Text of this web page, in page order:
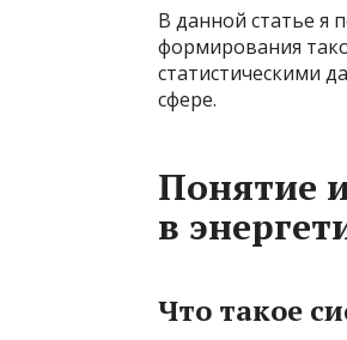
В данной статье я
формирования
статистическими
сфере.
Понятие
в
Что такое